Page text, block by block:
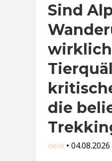
Sind
wirklich
die
nele • 04.08.2026